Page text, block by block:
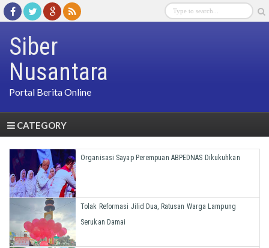
Siber
Nusantara
Portal Berita Online
CATEGORY
Organisasi Sayap Perempuan ABPEDNAS Dikukuhkan
Tolak Reformasi Jilid Dua, Ratusan Warga Lampung
Serukan Damai